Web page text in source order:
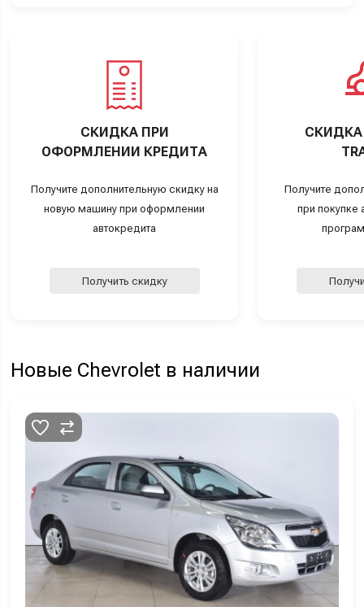
СКИДКА ПРИ
ОФОРМЛЕНИИ КРЕДИТА
Получите дополнительную скидку на
новую машину при оформлении
автокредита
Получить скидку
СКИДКА
Получите
при покупке
Новые Chevrolet в наличии